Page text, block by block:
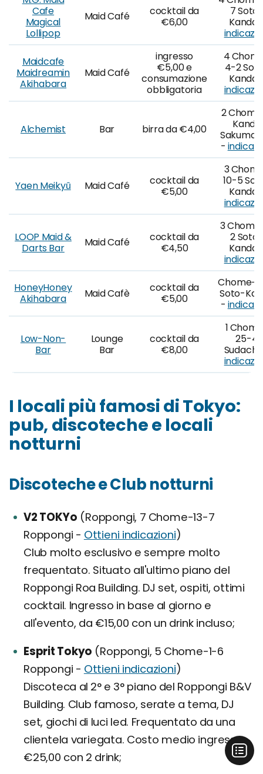
Cafe
Magical
Lollipop
Maid Café
cocktail da
€6,00
7
Kanda
Maidcafe
Maidreamin
Akihabara
Maid Café
ingresso
€5,00 e
consumazione
obbligatoria
4
4-2
Kanda
Alchemist Bar birra da €4,00
2
Kanda
-
Yaen Meikyū Maid Café
cocktail da
€5,00
3
10-5
Kanda
LOOP Maid &
Darts Bar
Maid Café
cocktail da
€4,50
3
2 Soto-
Kanda
HoneyHoney
Akihabara
Maid Cafè
cocktail da
€5,00
Soto-
-
Low-Non-
Bar
Lounge
Bar
cocktail da
€8,00
1
25-4
I locali più famosi di Tokyo:
pub, discoteche e locali
notturni
Discoteche e Club notturni
V2 TOKYo (Roppongi, 7 Chome-13-7
Roppongi - Ottieni indicazioni)
Club molto esclusivo e sempre molto
frequentato. Situato all'ultimo piano del
Roppongi Roa Building. DJ set, ospiti, ottimi
cocktail. Ingresso in base al giorno e
all'evento, da €15,00 con un drink incluso;
Esprit Tokyo (Roppongi, 5 Chome-1-6
Roppongi - Ottieni indicazioni)
Discoteca al 2° e 3° piano del Roppongi B&V
Building. Club famoso, serate a tema, DJ
set, giochi di luci led. Frequentato da una
clientela variegata. Costo medio ingresso
€25,00 con 2 drink;